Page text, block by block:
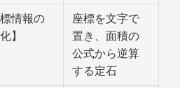
標情報の
】
座標を文字で
置き、面積の
公式から逆算
する定石